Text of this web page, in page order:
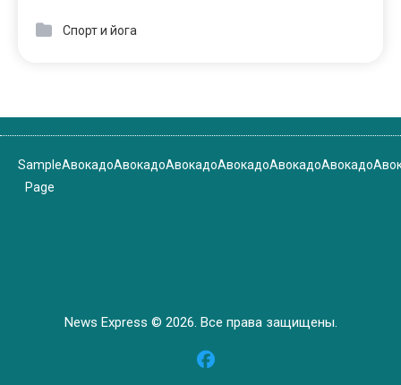
Спорт и йога
Sample
Page
АвокадоАвокадоАвокадоАвокадоАвокадоАвокадо
News Express © 2026. Все права защищены.